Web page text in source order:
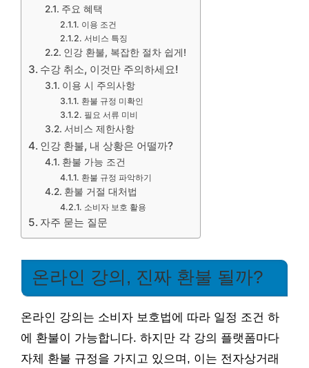
주요 혜택
이용 조건
서비스 특징
인강 환불, 복잡한 절차 쉽게!
수강 취소, 이것만 주의하세요!
이용 시 주의사항
환불 규정 미확인
필요 서류 미비
서비스 제한사항
인강 환불, 내 상황은 어떨까?
환불 가능 조건
환불 규정 파악하기
환불 거절 대처법
소비자 보호 활용
자주 묻는 질문
온라인 강의, 진짜 환불 될까?
온라인 강의는 소비자 보호법에 따라 일정 조건 하
에 환불이 가능합니다. 하지만 각 강의 플랫폼마다
자체 환불 규정을 가지고 있으며, 이는 전자상거래